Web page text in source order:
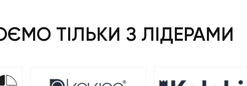
ТІЛЬКИ З ЛІДЕРАМИ